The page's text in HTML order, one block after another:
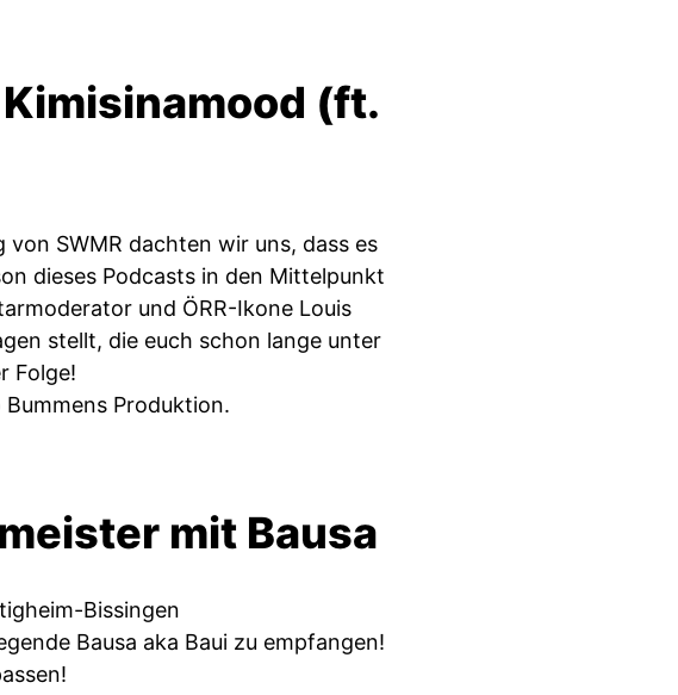
(ft.
SWMR dachten wir uns, dass es
dieses Podcasts in den Mittelpunkt
und ÖRR-Ikone Louis
stellt, die euch schon lange unter
Folge!
Bummens Produktion.
mit Bausa
Bissingen
Bausa aka Baui zu empfangen!